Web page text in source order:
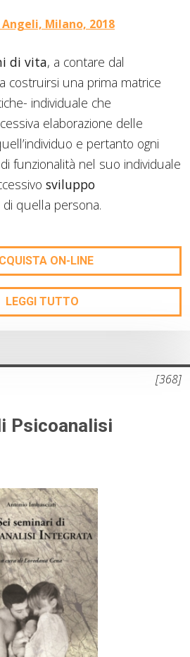
Angeli, Milano, 2018
di vita, a contare dal
costruirsi una prima matrice
individuale che
elaborazione delle
e pertanto ogni
funzionalità nel suo individuale
sviluppo
di quella persona.
ON-LINE
LEGGI TUTTO
Psicoanalisi
[368]